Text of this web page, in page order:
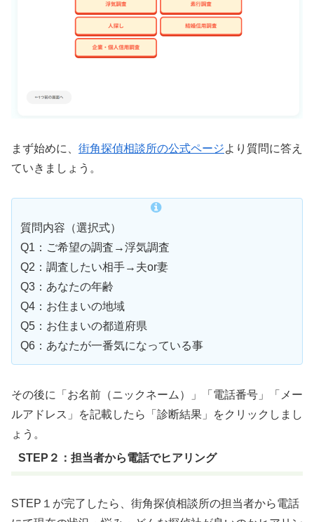
まず始めに、 街角探偵相談所の公式ページより質問に答え
ていきましょう。
質問内容（選択式）
Q1：ご希望の調査→浮気調査
Q2：調査したい相手→夫or妻
Q3：あなたの年齢
Q4：お住まいの地域
Q5：お住まいの都道府県
Q6：あなたが一番気になっている事
その後に「お名前（ニックネーム）」「電話番号」「メー
ルアドレス」を記載したら「診断結果」をクリックしまし
ょう。
STEP２：担当者から電話でヒアリング
STEP１が完了したら、街角探偵相談所の担当者から電話